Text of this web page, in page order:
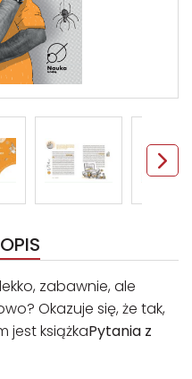
zabawnie, ale
Okazuje się, że tak,
jest książkaPytania z